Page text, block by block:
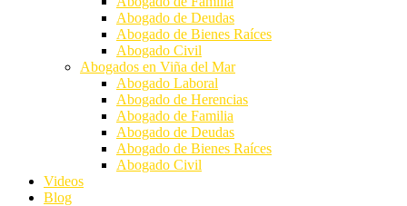
Abogado de Deudas
Abogado de Bienes Raíces
Abogado Civil
Abogados en Viña del Mar
Abogado Laboral
Abogado de Herencias
Abogado de Familia
Abogado de Deudas
Abogado de Bienes Raíces
Abogado Civil
Videos
Blog